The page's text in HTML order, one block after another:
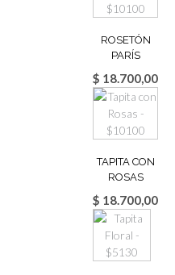
ROSETÓN
PARÍS
$ 18.700,00
TAPITA CON
ROSAS
$ 18.700,00